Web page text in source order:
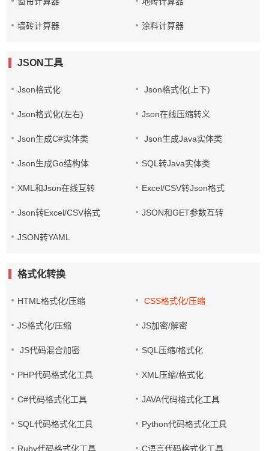
墙砖计算器 涂料计算器
JSON工具
Json格式化 Json格式化(上下)
Json格式化(左右) Json在线压缩转义
Json生成C#实体类 Json生成Java实体类
Json生成Go结构体 SQL转Java实体类
XML和Json在线互转 Excel/CSV转Json格式
Json转Excel/CSV格式 JSON和GET参数互转
JSON转YAML
格式化转换
HTML格式化/压缩 CSS格式化/压缩
JS格式化/压缩 JS加密/解密
JS代码混合加密 SQL压缩/格式化
PHP代码格式化工具 XML压缩/格式化
C#代码格式化工具 JAVA代码格式化工具
SQL代码格式化工具 Python代码格式化工具
Ruby代码格式化工具 C语言代码格式化工具